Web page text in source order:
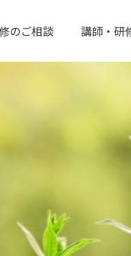
のご相談 講師・研